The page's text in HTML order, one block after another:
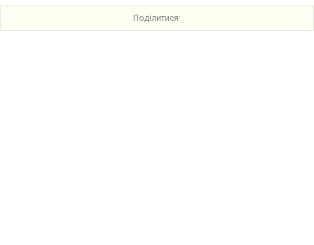
Поділитися: